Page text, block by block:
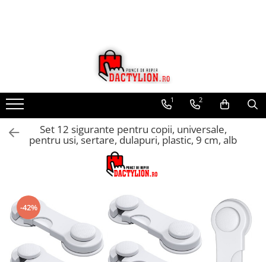
1 2
Set 12 sigurante pentru copii, universale,
pentru usi, sertare, dulapuri, plastic, 9 cm, alb
-42%